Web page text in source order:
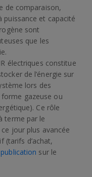
de comparaison,
puissance et capacité
sont
que les
électriques constitue
de l’énergie sur
lors des
gazeuse ou
Ce rôle
terme par le
jour plus avancée
(tarifs d’achat,
publication sur le